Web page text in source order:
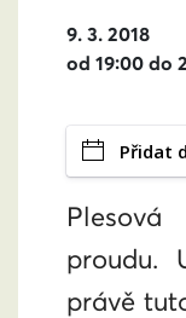
9. 3. 2018
od 19:00 do
Přidat
proudu.
právě